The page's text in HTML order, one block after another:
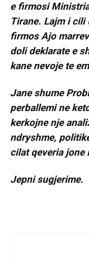
e firmosi
Tirane. Lajm i cili
firmos Ajo
doli deklarate e
kane nevoje te
Jane shume
perballemi ne
kerkojne nje
ndryshme,
cilat qeveria jone
Jepni sugjerime.